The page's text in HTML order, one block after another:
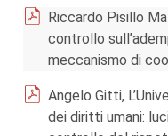
Riccardo Pisillo
controllo
meccanismo di
Angelo Gitti,
dei diritti umani: